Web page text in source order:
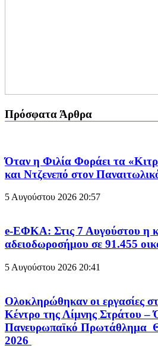
Πρόσφατα Άρθρα
Όταν η Φιλία Φοράει τα
και Ντζενεπό στον
5 Αυγούστου 2026 20:57
e-ΕΦΚΑ: Στις 7 Αυγούστου η
αδειοδωροσήμου σε 91.455
5 Αυγούστου 2026 20:41
Ολοκληρώθηκαν οι εργασίες
Κέντρο της Λίμνης Στράτου –
Πανευρωπαϊκό Πρωτάθλημα
2026